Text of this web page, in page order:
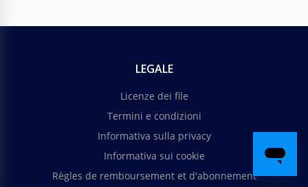
LEGALE
Licenze dei file
Termini e condizioni
Informativa sulla privacy
Informativa sui cookie
Règles de remboursement et d'abonnement